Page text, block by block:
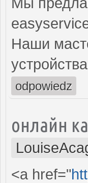
Наши
odpowiedz
онлайн
<a href="